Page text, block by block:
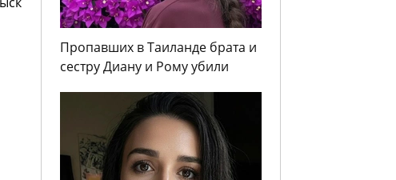
Пропавших в Таиланде брата и
сестру Диану и Рому убили